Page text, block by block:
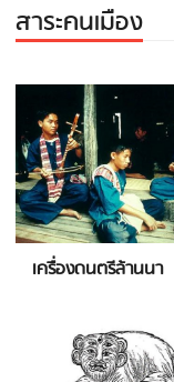
สาระคนเมือง
เครื่องดนตรีล้านนา